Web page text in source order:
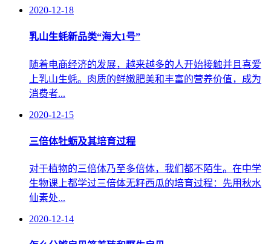
2020-12-18
乳山生蚝新品类“海大1号”
随着电商经济的发展，越来越多的人开始接触并且喜爱
上乳山生蚝。肉质的鲜嫩肥美和丰富的营养价值，成为
消费者...
2020-12-15
三倍体牡蛎及其培育过程
对于植物的三倍体乃至多倍体，我们都不陌生。在中学
生物课上都学过三倍体无籽西瓜的培育过程：先用秋水
仙素处...
2020-12-14